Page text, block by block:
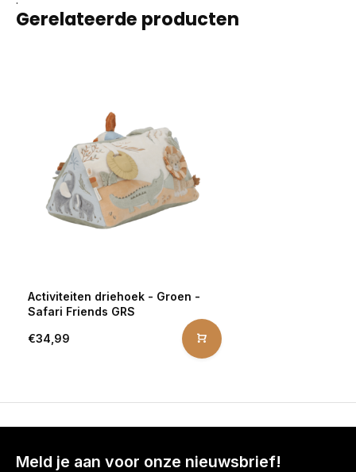
Gerelateerde producten
Activiteiten driehoek - Groen -
Safari Friends GRS
€34,99
Meld je aan voor onze nieuwsbrief!